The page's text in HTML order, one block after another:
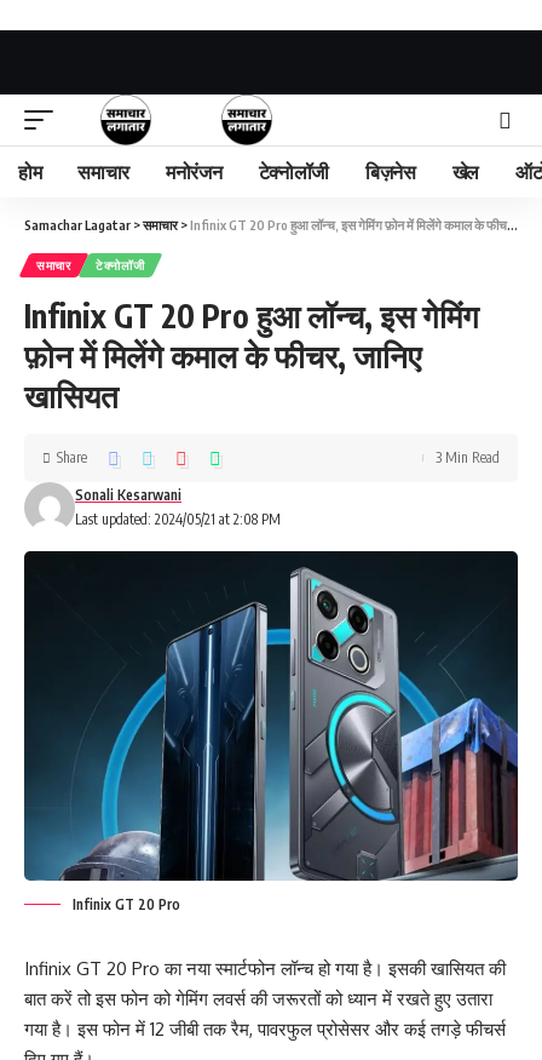
होम समाचार मनोरंजन टेक्नोलॉजी बिज़नेस खेल
Samachar Lagatar >समाचार>Infinix GT 20 Pro हुआ लॉन्च, इस गेमिंग फ़ोन में मिलेंगे कमाल के फीचर, जानिए खासियत
समाचार टेक्नोलॉजी
Infinix GT 20 Pro हुआ लॉन्च, इस गेमिंग
फ़ोन में मिलेंगे कमाल के फीचर, जानिए
खासियत
Last updated: 2024/05/21 at 2:08 PM
Sonali Kesarwani
Share 3 Min Read
Infinix GT 20 Pro
Infinix GT 20 Pro का नया स्मार्टफोन लॉन्च हो गया है। इसकी खासियत की
बात करें तो इस फोन को गेमिंग लवर्स की जरूरतों को ध्यान में रखते हुए उतारा
गया है। इस फोन में 12 जीबी तक रैम, पावरफुल प्रोसेसर और कई तगड़े फीचर्स